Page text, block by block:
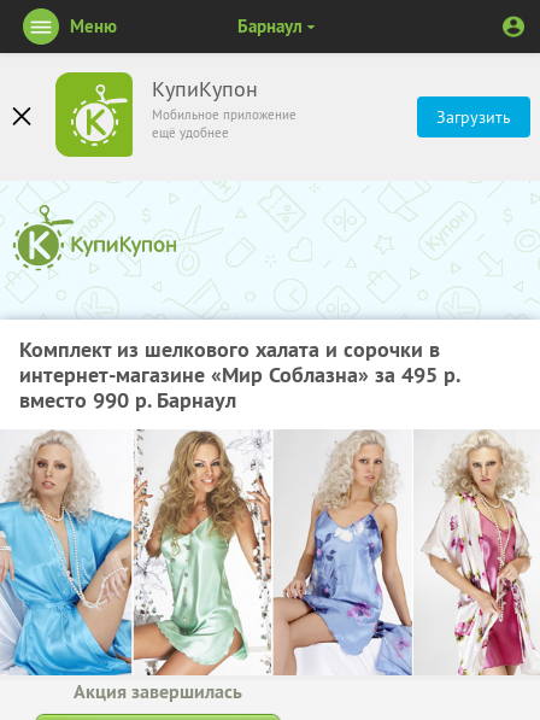
КупиКупон
Мобильное приложение
ещё удобнее
Загрузить
Меню Барнаул
Комплект из шелкового халата и сорочки в
интернет-магазине «Мир Соблазна» за 495 р.
вместо 990 р. Барнаул
Акция завершилась